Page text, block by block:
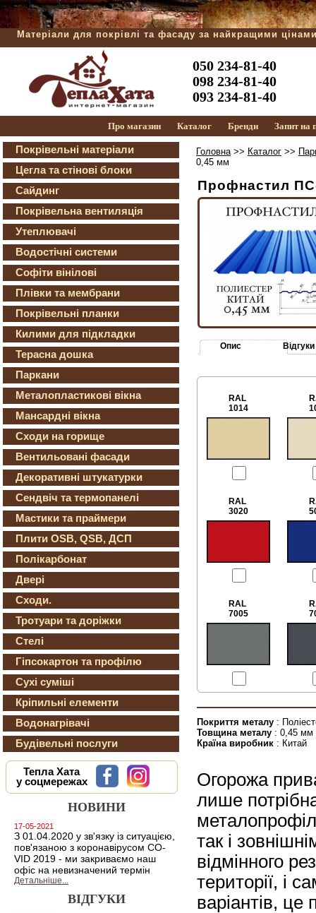
Матеріали для покрівлі та фасаду за найкращими
050 234-81-40
098 234-81-40
093 234-81-40
Про магазин Каталог Бренди Запит на
Покрівельні матеріали
Цегла та стінові блоки
Сайдинг
Покрівельна вентиляція
Утеплювачі
Водостічні системи
Софіти вінілові
Плівки та мембрани
Покрівельні планки
Килими для підкладки
Терасна дошка
Паркани
Металопластикові вікна
Мансардні вікна
Сходи на горище
Вентильовані фасади
Декоративні штукатурки
Сендвіч та термопанелі
Мастики та праймери
Плити OSB, QSB, ДСП
Полікарбонат
Двері
Сходи.
Тротуари та доріжки
Стелі
Гіпсокартон та профілю
Сухі суміші
Кріпильні елементи
Водонагрівачі
Будівельні послуги
Тепла Хата
у соцмережах
НОВИНИ
17-05-2021
З 01.04.2020 у зв'язку із ситуацією,
пов'язаною з коронавірусом CO-
VID 2019 - ми закриваємо наш
офіс на невизначений термін
Детальніше...
ВІДГУКИ
Головна>> Каталог >>
0,45 мм
Профнастил
Опис Відгуки
RAL
1014
RAL
3020
RAL
7005
Покриття металу :
Товщина металу : 0,45 мм
Країна виробник : Китай
Огорожа
лише
так і
відмінного
території, і
варіантів,